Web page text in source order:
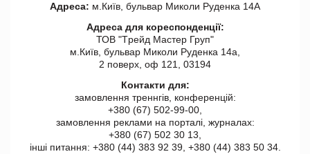
Адреса: м.Київ, бульвар Миколи Руденка 14А
Адреса для кореспонденції:
ТОВ "Tрейд Мастер Груп"
м.Київ, бульвар Миколи Руденка 14а,
2 поверх, оф 121, 03194
Контакти для:
замовлення треннгів, конференцій:
+380 (67) 502-99-00,
замовлення реклами на порталі, журналах:
+380 (67) 502 30 13,
інші питання: +380 (44) 383 92 39, +380 (44) 383 50 34.